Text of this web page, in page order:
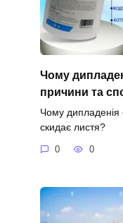
Чому
причини та
Чому дипладенія
скидає листя?
0 0